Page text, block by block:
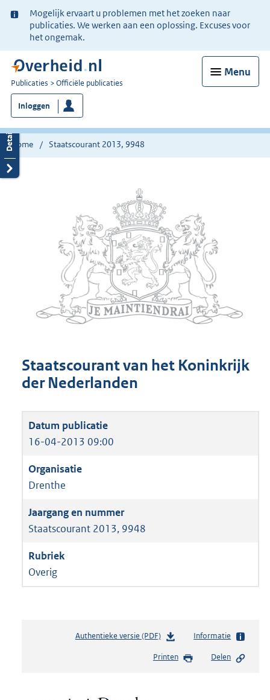
Ter
informatie:
Mogelijk ervaart u problemen met het zoeken naar
publicaties. We werken aan een oplossing. Excuses voor
het ongemak.
Menu
U
bent
nu
hier:
Publicaties Officiële publicaties
Inloggen
Home Staatscourant 2013, 9948
Staatscourant van het Koninkrijk
der Nederlanden
16-04-2013 09:00
Drenthe
Staatscourant 2013, 9948
Overig
Authentieke versie (PDF)b
s
Informatie
Printen Delen